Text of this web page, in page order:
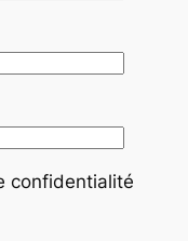
confidentialité